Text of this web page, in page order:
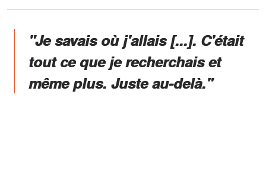
"Je savais où j'allais [...]. C'était
tout ce que je recherchais et
même plus. Juste au-delà."